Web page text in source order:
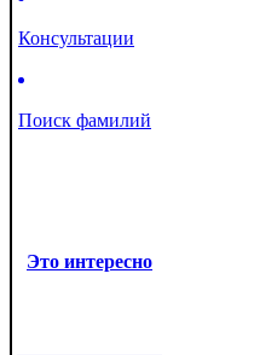
Консультации
Поиск фамилий
Это интересно